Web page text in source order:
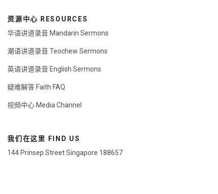
资源中心 RESOURCES
华语讲道录音 Mandarin Sermons
潮语讲道录音 Teochew Sermons
英语讲道录音 English Sermons
疑难解答 Faith FAQ
视频中心 Media Channel
我们在这里 FIND US
144 Prinsep Street Singapore 188657